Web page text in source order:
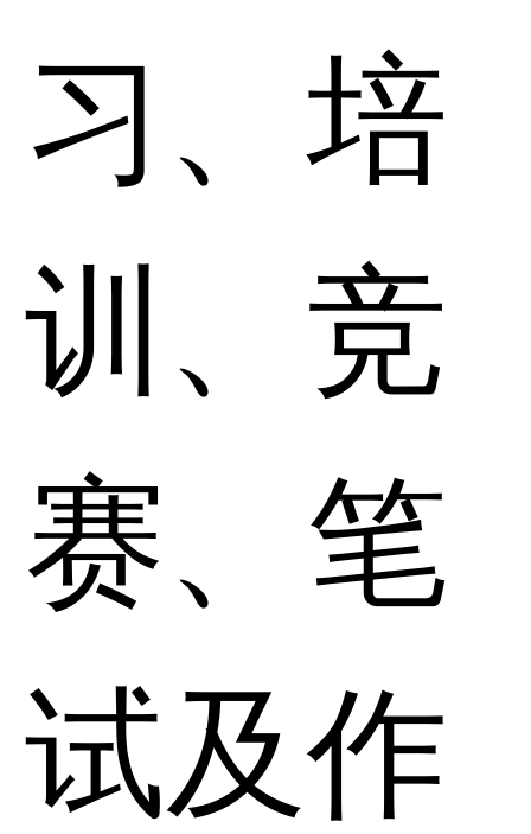
习、培
训、竞
赛、笔
试及作